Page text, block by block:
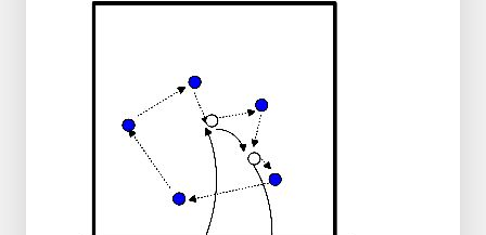
Este último corre con el balón hasta el
peón 2, lo coloca allí y vuelve corriendo a la
base.
A continuación, el jugador 1 corre hacia el 2º
peón para recoger allí el balón y pasárselo
al jugador 2, que lo lleva al 3º peón.
Luego vuelve del peón 3 al peón 2, al peón 1.